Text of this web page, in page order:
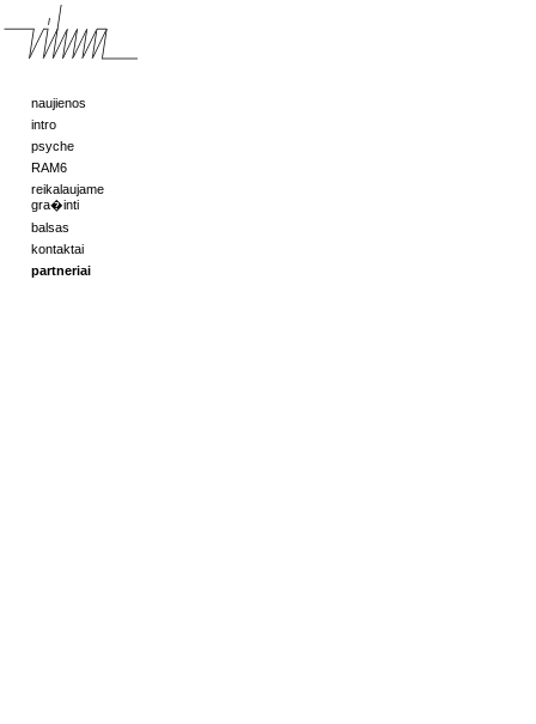
naujienos
intro
psyche
RAM6
reikalaujame
gra�inti
balsas
kontaktai
partneriai